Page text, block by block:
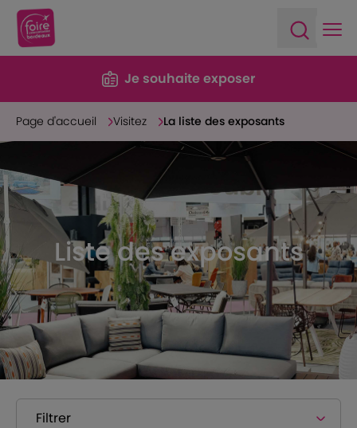
Je souhaite exposer
Page d'accueil Visitez La liste des exposants
Liste des exposants
Filtrer